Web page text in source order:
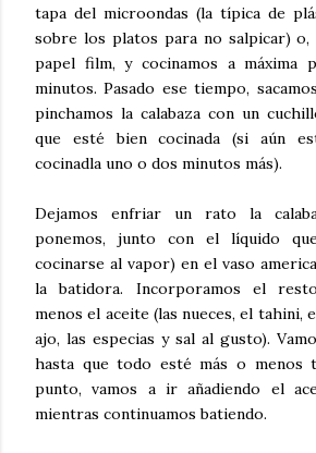
tapa del microondas (la típica de
sobre los platos para no salpicar) o,
papel film, y cocinamos a máxima
minutos. Pasado ese tiempo,
pinchamos la calabaza con un
que esté bien cocinada (si aún
cocinadla uno o dos minutos más).
Dejamos enfriar un rato la
ponemos, junto con el líquido
cocinarse al vapor) en el vaso
la batidora. Incorporamos el
menos el aceite (las nueces, el tahini,
ajo, las especias y sal al gusto).
hasta que todo esté más o menos
punto, vamos a ir añadiendo el
mientras continuamos batiendo.